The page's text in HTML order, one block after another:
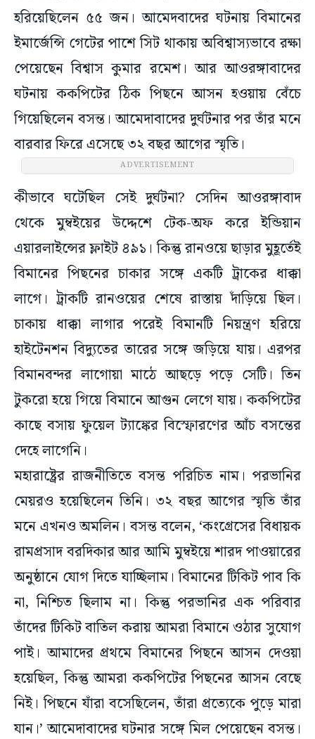
হরিয়েছিলেন ৫৫ জন। আমেদবাদের ঘটনায় বিমানের
ইমার্জেন্সি গেটের পাশে সিট থাকায় অবিশ্বাস্যভাবে রক্ষা
পেয়েছেন বিশ্বাস কুমার রমেশ। আর আওরঙ্গাবাদের
ঘটনায় ককপিটের ঠিক পিছনে আসন হওয়ায় বেঁচে
গিয়েছিলেন বসন্ত। আমেদাবাদের দুর্ঘটনার পর তাঁর মনে
বারবার ফিরে এসেছে ৩২ বছর আগের স্মৃতি।
ADVERTISEMENT
কীভাবে ঘটেছিল সেই দুর্ঘটনা? সেদিন আওরঙ্গাবাদ
থেকে মুম্বইয়ের উদ্দেশে টেক-অফ করে ইন্ডিয়ান
এয়ারলাইন্সের ফ্লাইট ৪৯১। কিন্তু রানওয়ে ছাড়ার মুহূর্তেই
বিমানের পিছনের চাকার সঙ্গে একটি ট্রাকের ধাক্কা
লাগে। ট্রাকটি রানওয়ের শেষে রাস্তায় দাঁড়িয়ে ছিল।
চাকায় ধাক্কা লাগার পরেই বিমানটি নিয়ন্ত্রণ হরিয়ে
হাইটেনশন বিদ্যুতের তারের সঙ্গে জড়িয়ে যায়। এরপর
বিমানবন্দর লাগোয়া মাঠে আছড়ে পড়ে সেটি। তিন
টুকরো হয়ে গিয়ে বিমানে আগুন লেগে যায়। ককপিটের
কাছে বসায় ফুয়েল ট্যাঙ্কের বিস্ফোরণের আঁচ বসন্তের
দেহে লাগেনি।
মহারাষ্ট্রের রাজনীতিতে বসন্ত পরিচিত নাম। পরভানির
মেয়রও হয়েছিলেন তিনি। ৩২ বছর আগের স্মৃতি তাঁর
মনে এখনও অমলিন। বসন্ত বলেন, ‘কংগ্রেসের বিধায়ক
রামপ্রসাদ বরদিকার আর আমি মুম্বইয়ে শারদ পাওয়ারের
অনুষ্ঠানে যোগ দিতে যাচ্ছিলাম। বিমানের টিকিট পাব কি
না, নিশ্চিত ছিলাম না। কিন্তু পরভানির এক পরিবার
তাঁদের টিকিট বাতিল করায় আমরা বিমানে ওঠার সুযোগ
পাই। আমাদের প্রথমে বিমানের পিছনে আসন দেওয়া
হয়েছিল, কিন্তু আমরা ককপিটের পিছনের আসন বেছে
নিই। পিছনে যাঁরা বসেছিলেন, তাঁরা প্রত্যেকে পুড়ে মারা
যান।’ আমেদাবাদের ঘটনার সঙ্গে মিল পেয়েছেন বসন্ত।